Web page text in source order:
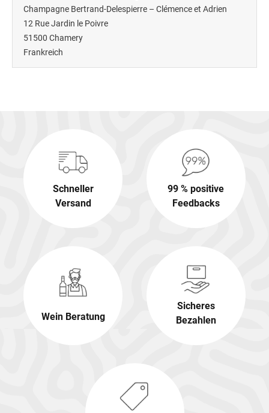
Champagne Bertrand-Delespierre – Clémence et Adrien
12 Rue Jardin le Poivre
51500 Chamery
Frankreich
Schneller
Versand
99 % positive
Feedbacks
Wein Beratung
Sicheres
Bezahlen